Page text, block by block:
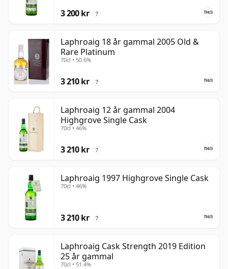
3 200 kr ?
Laphroaig 18 år gammal 2005 Old &
Rare Platinum
70cl • 50.6%
3 210 kr ?
Laphroaig 12 år gammal 2004
Highgrove Single Cask
70cl • 46%
3 210 kr ?
Laphroaig 1997 Highgrove Single Cask
70cl • 46%
3 210 kr ?
Laphroaig Cask Strength 2019 Edition
25 år gammal
70cl • 51.4%